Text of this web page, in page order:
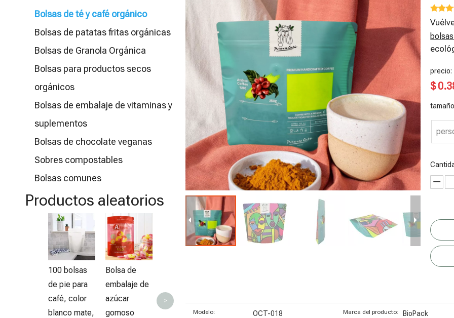
Bolsas de té y café orgánico
Bolsas de patatas fritas orgánicas
Bolsas de Granola Orgánica
Bolsas para productos secos
orgánicos
Bolsas de embalaje de vitaminas y
suplementos
Bolsas de chocolate veganas
Sobres compostables
Bolsas comunes
Productos aleatorios
100 bolsas
de pie para
café, color
blanco mate,
Bolsa de
embalaje de
azúcar
gomoso
Bolsa de
embalaje de
reciclable
con muesca
Bolsa de
embalaje de
pie 100%
Bolsa plana
compostable
Bolsas de
Granola Sin
Envasado de
frutos secos
>
precio:
$
Modelo: OCT-018 Marca del producto: BioPack